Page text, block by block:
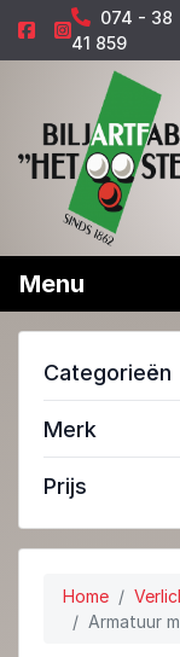
074 - 38
41 859
Menu
Categorieën
Merk
Prijs
Home
Armatuur